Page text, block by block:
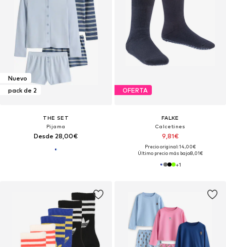
Nuevo
pack de 2
THE SET
Pijama
Desde 28,00€
OFERTA
FALKE
Calcetines
9,81€
Precio original: 14,00€
Último precio más bajo:8,01€
+1